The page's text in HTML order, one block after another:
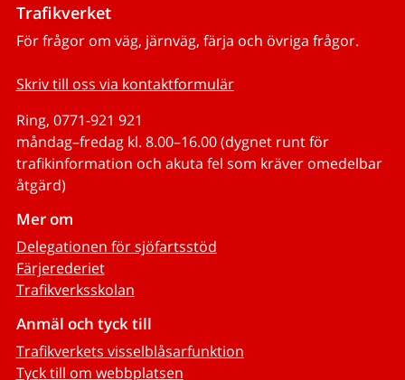
Trafikverket
För frågor om väg, järnväg, färja och övriga frågor.
Skriv till oss via kontaktformulär
Ring, 0771-921 921
måndag–fredag kl. 8.00–16.00 (dygnet runt för
trafikinformation och akuta fel som kräver omedelbar
åtgärd)
Mer om
Delegationen för sjöfartsstöd
Färjerederiet
Trafikverksskolan
Anmäl och tyck till
Trafikverkets visselblåsarfunktion
Tyck till om webbplatsen